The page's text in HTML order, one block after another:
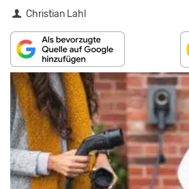
Christian Lahl